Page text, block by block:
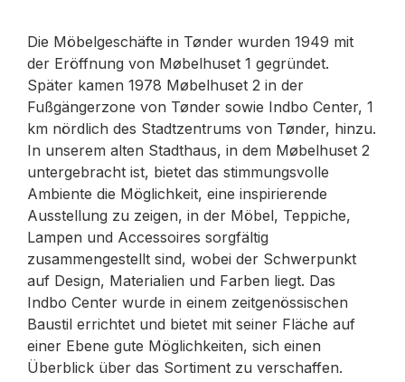
Die Möbelgeschäfte in Tønder wurden 1949 mit
der Eröffnung von Møbelhuset 1 gegründet.
Später kamen 1978 Møbelhuset 2 in der
Fußgängerzone von Tønder sowie Indbo Center, 1
km nördlich des Stadtzentrums von Tønder, hinzu.
In unserem alten Stadthaus, in dem Møbelhuset 2
untergebracht ist, bietet das stimmungsvolle
Ambiente die Möglichkeit, eine inspirierende
Ausstellung zu zeigen, in der Möbel, Teppiche,
Lampen und Accessoires sorgfältig
zusammengestellt sind, wobei der Schwerpunkt
auf Design, Materialien und Farben liegt. Das
Indbo Center wurde in einem zeitgenössischen
Baustil errichtet und bietet mit seiner Fläche auf
einer Ebene gute Möglichkeiten, sich einen
Überblick über das Sortiment zu verschaffen.